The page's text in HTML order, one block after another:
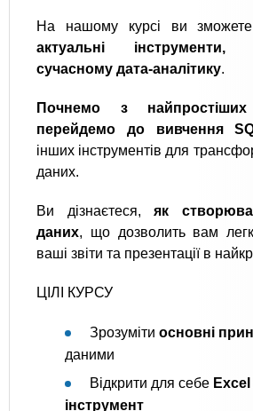
На нашому курсі ви зможете
актуальні інструменти,
сучасному дата-аналітику.
Почнемо з
перейдемо до вивчення
інших інструментів для
даних.
Ви дізнаєтеся, як
даних, що дозволить вам
ваші звіти та презентації в
ЦІЛІ КУРСУ
Зрозуміти основні
даними
Відкрити для себе
інструмент